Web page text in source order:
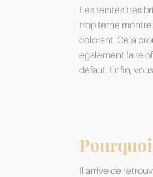
Les teintes très
trop terne montre
colorant. Cela
également faire
défaut. Enfin,
Il arrive de